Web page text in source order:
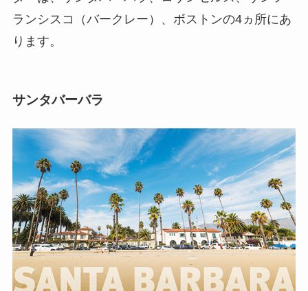
ランシスコ（バークレー）、ボストンの4ヵ所にあ
ります。
サンタバーバラ